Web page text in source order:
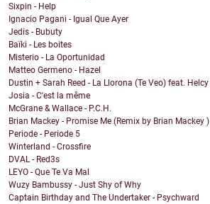
Sixpin - Help
Ignacio Pagani - Igual Que Ayer
Jedis - Bubuty
Baïki - Les boites
Misterio - La Oportunidad
Matteo Germeno - Hazel
Dustin + Sarah Reed - La Llorona (Te Veo) feat. Helcy
Josia - C'est la même
McGrane & Wallace - P.C.H.
Brian Mackey - Promise Me (Remix by Brian Mackey )
Periode - Periode 5
Winterland - Crossfire
DVAL - Red3s
LEYO - Que Te Va Mal
Wuzy Bambussy - Just Shy of Why
Captain Birthday and The Undertaker - Psychward